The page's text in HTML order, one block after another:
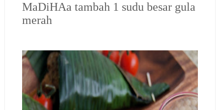
MaDiHAa tambah 1 sudu besar gula
merah